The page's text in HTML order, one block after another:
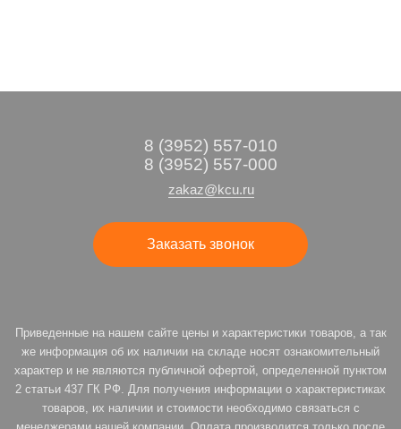
8 (3952) 557-010
8 (3952) 557-000
zakaz@kcu.ru
Заказать звонок
Приведенные на нашем сайте цены и характеристики товаров, а так
же информация об их наличии на складе носят ознакомительный
характер и не являются публичной офертой, определенной пунктом
2 статьи 437 ГК РФ. Для получения информации о характеристиках
товаров, их наличии и стоимости необходимо связаться с